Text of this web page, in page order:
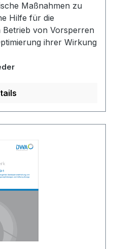
Maßnahmen zu
Hilfe für die
Betrieb von Vorsperren
ihrer Wirkung
der